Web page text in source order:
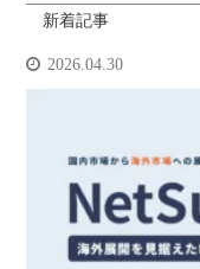
新着記事
2026.04.30